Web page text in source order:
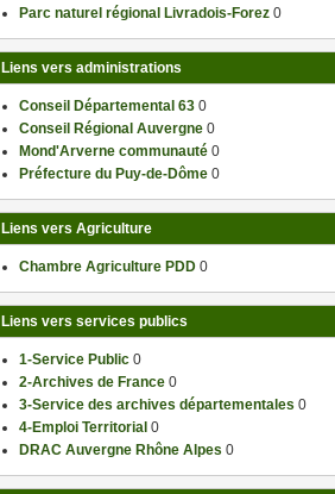
Parc naturel régional Livradois-Forez 0
Liens vers administrations
Conseil Départemental 63 0
Conseil Régional Auvergne 0
Mond'Arverne communauté 0
Préfecture du Puy-de-Dôme 0
Liens vers Agriculture
Chambre Agriculture PDD 0
Liens vers services publics
1-Service Public 0
2-Archives de France 0
3-Service des archives départementales 0
4-Emploi Territorial 0
DRAC Auvergne Rhône Alpes 0